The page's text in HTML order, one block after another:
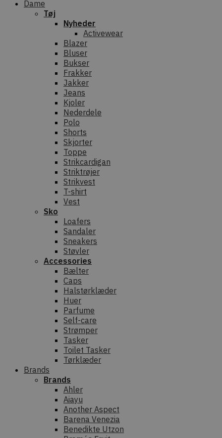
Dame
Tøj
Nyheder
Activewear
Blazer
Bluser
Bukser
Frakker
Jakker
Jeans
Kjoler
Nederdele
Polo
Shorts
Skjorter
Toppe
Strikcardigan
Striktrøjer
Strikvest
T-shirt
Vest
Sko
Loafers
Sandaler
Sneakers
Støvler
Accessories
Bælter
Caps
Halstørklæder
Huer
Parfume
Self-care
Strømper
Tasker
Toilet Tasker
Tørklæder
Brands
Brands
Ahler
Aiayu
Another Aspect
Barena Venezia
Benedikte Utzon